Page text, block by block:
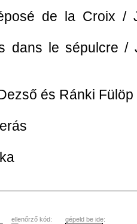
de la Croix /
dans le sépulcre /
és Ránki
ellenőrző kód: gépeld be ide: